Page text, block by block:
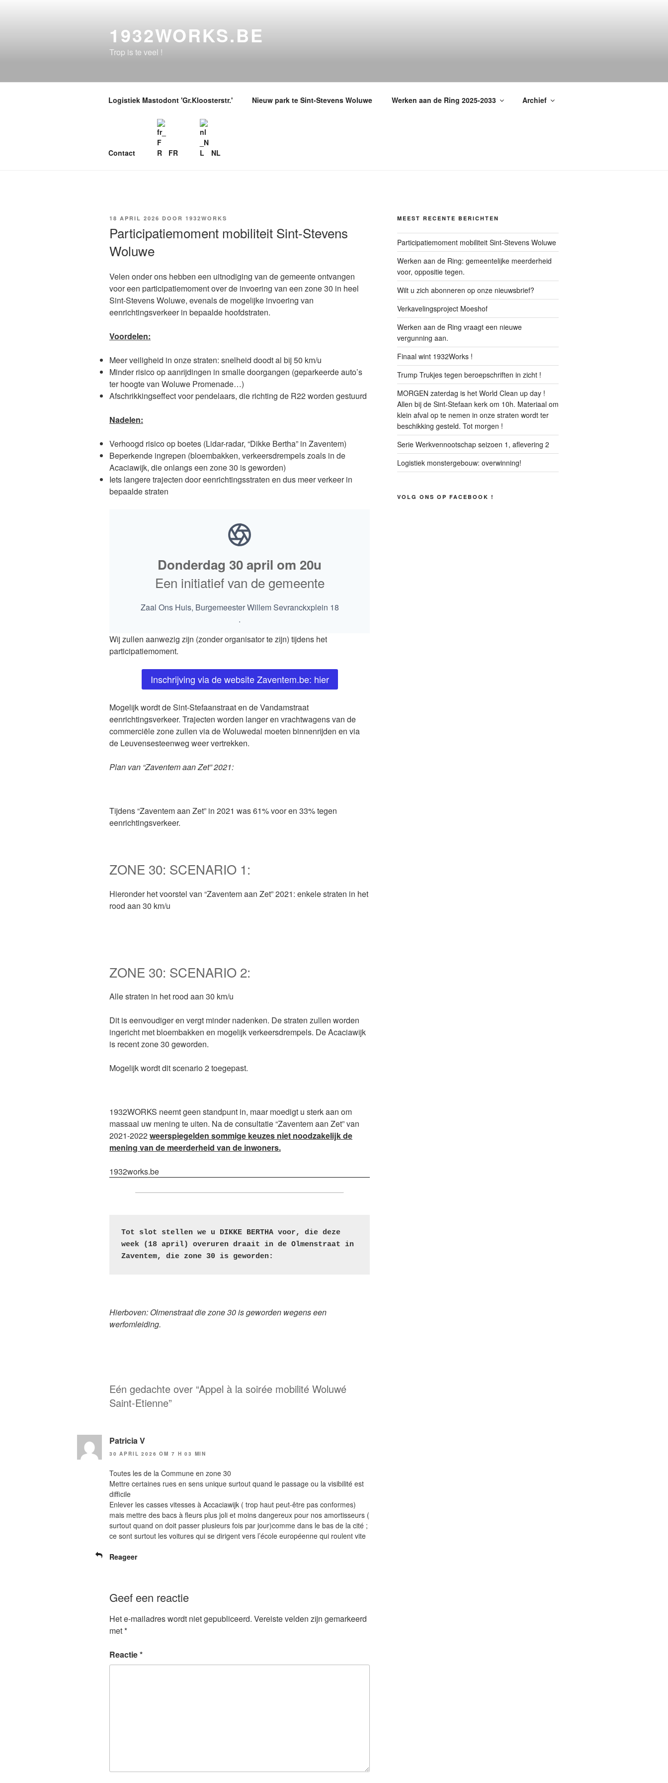
1932WORKS.BE
Trop is te veel !
Logistiek Mastodont 'Gr.Kloosterstr.' Nieuw park te Sint-Stevens Woluwe Werken aan de Ring 2025-2033 Archief
Contact FR NL
GEPLAATST
18 APRIL 2026 DOOR 1932WORKS
Participatiemoment mobiliteit Sint-Stevens
Woluwe
Velen onder ons hebben een uitnodiging van de gemeente ontvangen
voor een participatiemoment over de invoering van een zone 30 in heel
Sint-Stevens Woluwe, evenals de mogelijke invoering van
eenrichtingsverkeer in bepaalde hoofdstraten.
Voordelen:
Meer veiligheid in onze straten: snelheid doodt al bij 50 km/u
Minder risico op aanrijdingen in smalle doorgangen (geparkeerde auto’s
ter hoogte van Woluwe Promenade…)
Afschrikkingseffect voor pendelaars, die richting de R22 worden gestuurd
Nadelen:
Verhoogd risico op boetes (Lidar-radar, “Dikke Bertha” in Zaventem)
Beperkende ingrepen (bloembakken, verkeersdrempels zoals in de
Acaciawijk, die onlangs een zone 30 is geworden)
Iets langere trajecten door eenrichtingsstraten en dus meer verkeer in
bepaalde straten
Donderdag 30 april om 20u
Een initiatief van de gemeente
Zaal Ons Huis, Burgemeester Willem Sevranckxplein 18
.
Wij zullen aanwezig zijn (zonder organisator te zijn) tijdens het
participatiemoment.
Inschrijving via de website Zaventem.be: hier
Mogelijk wordt de Sint-Stefaanstraat en de Vandamstraat
eenrichtingsverkeer. Trajecten worden langer en vrachtwagens van de
commerciële zone zullen via de Woluwedal moeten binnenrijden en via
de Leuvensesteenweg weer vertrekken.
Plan van “Zaventem aan Zet” 2021:
Tijdens “Zaventem aan Zet” in 2021 was 61% voor en 33% tegen
eenrichtingsverkeer.
ZONE 30: SCENARIO 1:
Hieronder het voorstel van “Zaventem aan Zet” 2021: enkele straten in het
rood aan 30 km/u
ZONE 30: SCENARIO 2:
Alle straten in het rood aan 30 km/u
Dit is eenvoudiger en vergt minder nadenken. De straten zullen worden
ingericht met bloembakken en mogelijk verkeersdrempels. De Acaciawijk
is recent zone 30 geworden.
Mogelijk wordt dit scenario 2 toegepast.
1932WORKS neemt geen standpunt in, maar moedigt u sterk aan om
massaal uw mening te uiten. Na de consultatie “Zaventem aan Zet” van
2021-2022weerspiegelden sommige keuzes niet noodzakelijk de
mening van de meerderheid van de inwoners.
1932works.be
Tot slot stellen we u DIKKE BERTHA voor, die deze
week (18 april) overuren draait in de Olmenstraat in
Zaventem, die zone 30 is geworden:
Hierboven: Olmenstraat die zone 30 is geworden wegens een
werfomleiding.
Eén gedachte over “Appel à la soirée mobilité Woluwé
Saint-Etienne”
Patricia V
30 APRIL 2026 OM 7 H 03 MIN
Toutes les de la Commune en zone 30
Mettre certaines rues en sens unique surtout quand le passage ou la visibilité est
difficile
Enlever les casses vitesses à Accaciawijk ( trop haut peut-être pas conformes)
mais mettre des bacs à fleurs plus joli et moins dangereux pour nos amortisseurs (
surtout quand on doit passer plusieurs fois par jour)comme dans le bas de la cité ;
ce sont surtout les voitures qui se dirigent vers l’école européenne qui roulent vite
Reageer
Geef een reactie
Het e-mailadres wordt niet gepubliceerd. Vereiste velden zijn gemarkeerd
met*
Reactie*
MEEST RECENTE BERICHTEN
Participatiemoment mobiliteit Sint-Stevens Woluwe
Werken aan de Ring: gemeentelijke meerderheid
voor, oppositie tegen.
Wilt u zich abonneren op onze nieuwsbrief?
Verkavelingsproject Moeshof
Werken aan de Ring vraagt een nieuwe
vergunning aan.
Finaal wint 1932Works !
Trump Trukjes tegen beroepschriften in zicht !
MORGEN zaterdag is het World Clean up day !
Allen bij de Sint-Stefaan kerk om 10h. Materiaal om
klein afval op te nemen in onze straten wordt ter
beschikking gesteld. Tot morgen !
Serie Werkvennootschap seizoen 1, aflevering 2
Logistiek monstergebouw: overwinning!
VOLG ONS OP FACEBOOK !